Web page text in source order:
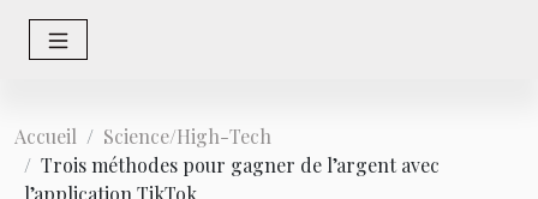
Accueil
Science/High-Tech
Trois méthodes pour gagner de l’argent avec
l’application TikTok